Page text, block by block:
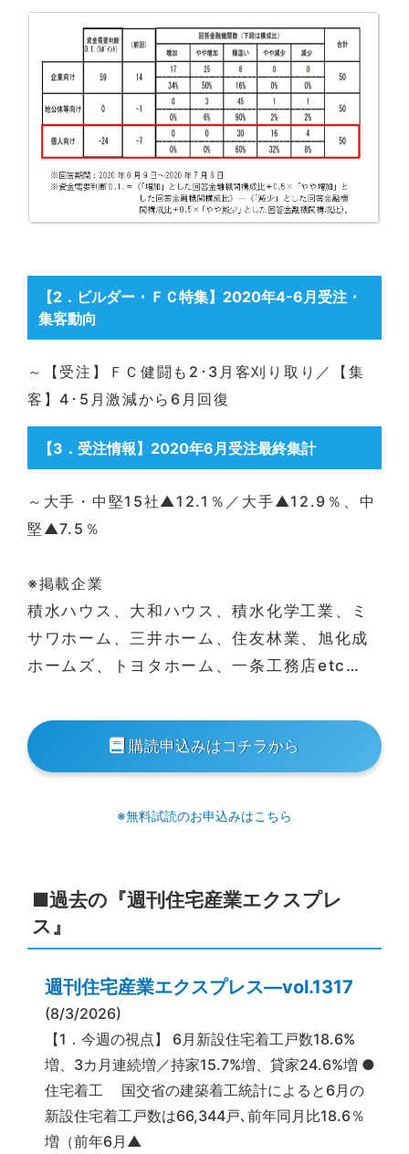
【2 ．ビルダー・ＦＣ特集】2020年4-6月受注・
集客動向
～【受注】ＦＣ健闘も2･3月客刈り取り／【集
客】4･5月激減から6月回復
【3 ．受注情報】2020年6月受注最終集計
～大手・中堅15社▲12.1％／大手▲12.9％、中
堅▲7.5％
※掲載企業
積水ハウス、大和ハウス、積水化学工業、ミ
サワホーム、三井ホーム、住友林業、旭化成
ホームズ、トヨタホーム、一条工務店etc…
購読申込みはコチラから
※無料試読のお申込みはこちら
■過去の『週刊住宅産業エクスプレ
ス』
週刊住宅産業エクスプレス―vol.1317
(8/3/2026)
【1．今週の視点】 6月新設住宅着工戸数18.6%
増、3カ月連続増／持家15.7%増、貸家24.6%増 ●
住宅着工 国交省の建築着工統計によると6月の
新設住宅着工戸数は66,344戸､前年同月比18.6％
増（前年6月▲